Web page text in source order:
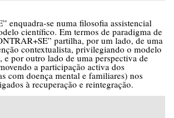
enquadra-se numa filosofia assistencial
científico. Em termos de paradigma de
partilha, por um lado, de uma
contextualista, privilegiando o modelo
e por outro lado de uma perspectiva de
a participação activa dos
com doença mental e familiares) nos
à recuperação e reintegração.